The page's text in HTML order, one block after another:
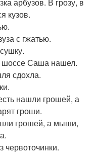
арбузов. В грозу, в
кузов.
с гжатью.
Саша нашел.
сдохла.
нашли грошей, а
гроши.
грошей, а мыши,
червоточинки.